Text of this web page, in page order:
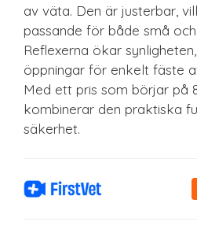
av väta. Den är justerbar,
passande för både små
Reflexerna ökar
öppningar för enkelt fäste
Med ett pris som börjar på
kombinerar den praktiska
säkerhet.